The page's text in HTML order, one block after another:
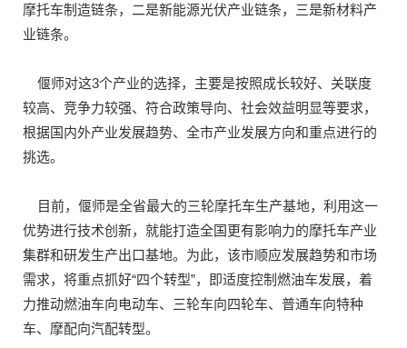
摩托车制造链条，二是新能源光伏产业链条，三是新材料产
业链条。
偃师对这3个产业的选择，主要是按照成长较好、关联度
较高、竞争力较强、符合政策导向、社会效益明显等要求，
根据国内外产业发展趋势、全市产业发展方向和重点进行的
挑选。
目前，偃师是全省最大的三轮摩托车生产基地，利用这一
优势进行技术创新，就能打造全国更有影响力的摩托车产业
集群和研发生产出口基地。为此，该市顺应发展趋势和市场
需求，将重点抓好“四个转型”，即适度控制燃油车发展，着
力推动燃油车向电动车、三轮车向四轮车、普通车向特种
车、摩配向汽配转型。